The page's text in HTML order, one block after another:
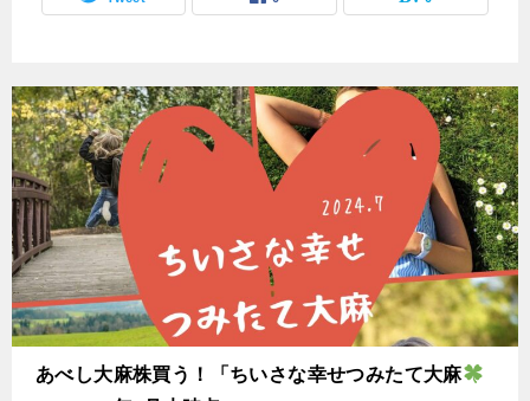
あべし大麻株買う！「ちいさな幸せつみたて大麻